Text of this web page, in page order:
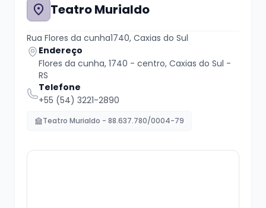
Teatro Murialdo
Rua Flores da cunha1740, Caxias do Sul
Endereço
Flores da cunha, 1740 - centro, Caxias do Sul -
RS
Telefone
+55 (54) 3221-2890
Teatro Murialdo - 88.637.780/0004-79